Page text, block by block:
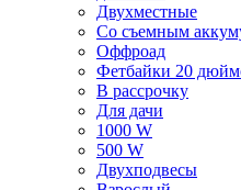
Двухместные
Со съемным
Оффроад
Фетбайки 20
В рассрочку
Для дачи
1000 W
500 W
Двухподвесы